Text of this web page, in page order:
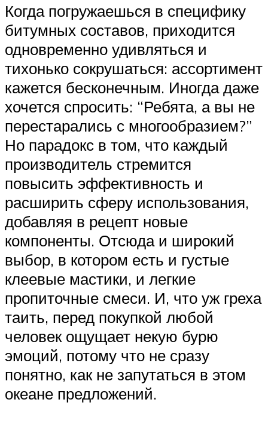
Когда погружаешься в специфику
битумных составов, приходится
одновременно удивляться и
тихонько сокрушаться: ассортимент
кажется бесконечным. Иногда даже
хочется спросить: “Ребята, а вы не
перестарались с многообразием?”
Но парадокс в том, что каждый
производитель стремится
повысить эффективность и
расширить сферу использования,
добавляя в рецепт новые
компоненты. Отсюда и широкий
выбор, в котором есть и густые
клеевые мастики, и легкие
пропиточные смеси. И, что уж греха
таить, перед покупкой любой
человек ощущает некую бурю
эмоций, потому что не сразу
понятно, как не запутаться в этом
океане предложений.